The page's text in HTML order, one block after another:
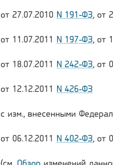
от 27.07.2010 N 191-ФЗ, от
от 11.07.2011 N 197-ФЗ, от
от 18.07.2011 N 242-ФЗ, от
от 12.12.2011 N 426-ФЗ
с изм., внесенными
от 06.12.2011 N 402-ФЗ, от